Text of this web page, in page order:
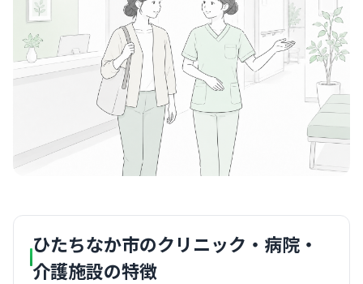
ひたちなか市のクリニック・病院・
介護施設の特徴